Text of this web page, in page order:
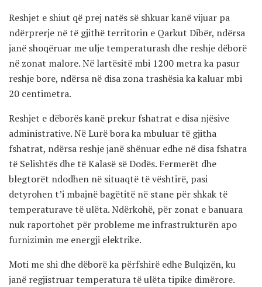
Reshjet e shiut që prej natës së shkuar kanë vijuar pa
ndërprerje në të gjithë territorin e Qarkut Dibër, ndërsa
janë shoqëruar me ulje temperaturash dhe reshje dëborë
në zonat malore. Në lartësitë mbi 1200 metra ka pasur
reshje bore, ndërsa në disa zona trashësia ka kaluar mbi
20 centimetra.
Reshjet e dëborës kanë prekur fshatrat e disa njësive
administrative. Në Lurë bora ka mbuluar të gjitha
fshatrat, ndërsa reshje janë shënuar edhe në disa fshatra
të Selishtës dhe të Kalasë së Dodës. Fermerët dhe
blegtorët ndodhen në situaqtë të vështirë, pasi
detyrohen t’i mbajnë bagëtitë në stane për shkak të
temperaturave të ulëta. Ndërkohë, për zonat e banuara
nuk raportohet për probleme me infrastrukturën apo
furnizimin me energji elektrike.
Moti me shi dhe dëborë ka përfshirë edhe Bulqizën, ku
janë regjistruar temperatura të ulëta tipike dimërore.